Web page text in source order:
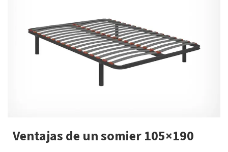
Ventajas de un somier 105×190